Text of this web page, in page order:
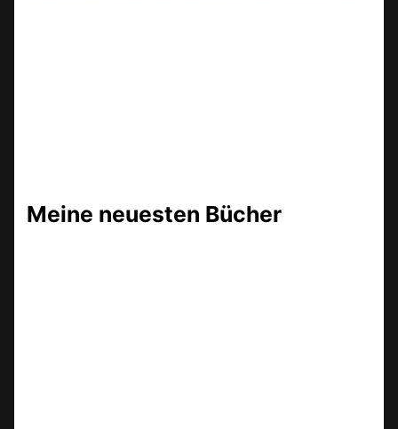
Meine neuesten Bücher